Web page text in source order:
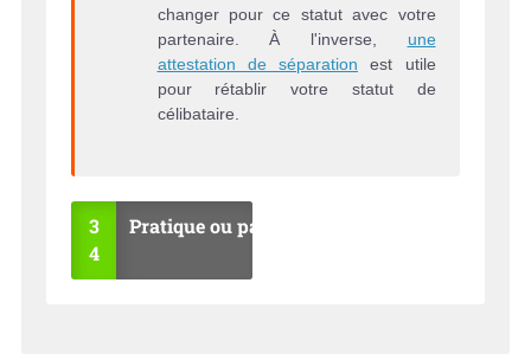
changer pour ce statut avec votre
partenaire. À l'inverse, une
attestation de séparation est utile
pour rétablir votre statut de
célibataire.
3
4
Pratique ou pas ?